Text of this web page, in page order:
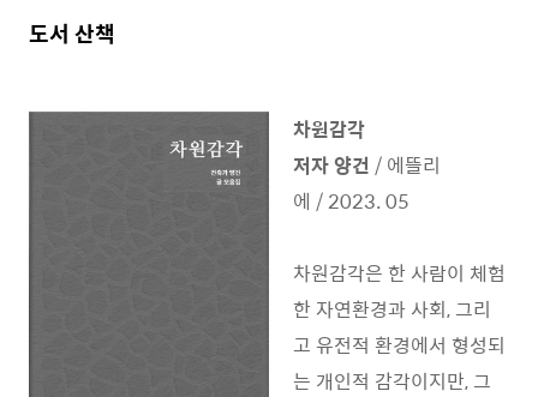
도서 산책
차원감각
저자 양건 / 에뜰리
에 / 2023. 05
차원감각은 한 사람이 체험
한 자연환경과 사회, 그리
고 유전적 환경에서 형성되
는 개인적 감각이지만, 그